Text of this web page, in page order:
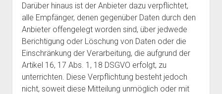
Darüber hinaus ist der Anbieter dazu verpflichtet,
alle Empfänger, denen gegenüber Daten durch den
Anbieter offengelegt worden sind, über jedwede
Berichtigung oder Löschung von Daten oder die
Einschränkung der Verarbeitung, die aufgrund der
Artikel 16, 17 Abs. 1, 18 DSGVO erfolgt, zu
unterrichten. Diese Verpflichtung besteht jedoch
nicht, soweit diese Mitteilung unmöglich oder mit